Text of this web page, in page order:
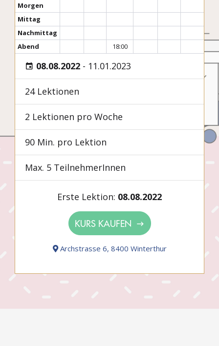
Morgen
Mittag
Nachmittag
Abend
18:00
08.08.2022 - 11.01.2023
24 Lektionen
2 Lektionen pro Woche
90 Min. pro Lektion
Max. 5 TeilnehmerInnen
Erste Lektion: 08.08.2022
KURS KAUFEN
Archstrasse 6, 8400 Winterthur